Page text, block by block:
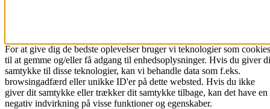
For at give dig de bedste oplevelser bruger vi teknologier som cookies
til at gemme og/eller få adgang til enhedsoplysninger. Hvis du giver
samtykke til disse teknologier, kan vi behandle data som f.eks.
browsingadfærd eller unikke ID'er på dette websted. Hvis du ikke
giver dit samtykke eller trækker dit samtykke tilbage, kan det have en
negativ indvirkning på visse funktioner og egenskaber.